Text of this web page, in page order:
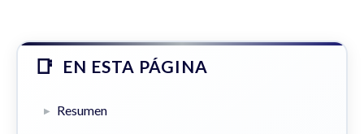
EN ESTA PÁGINA
Resumen